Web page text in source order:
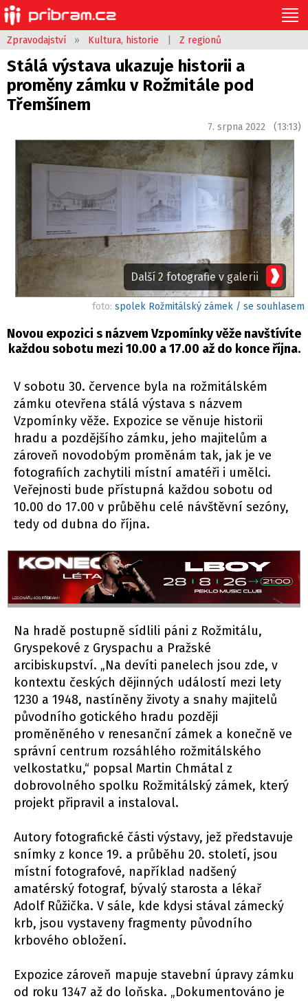
Zpravodajství » Kultura, historie Z regionů
Stálá výstava ukazuje historii a
proměny zámku v Rožmitále pod
Třemšínem
7. srpna 2022 (13:13)
Další 2 fotografie v galerii
foto: spolek Rožmitálský zámek / se souhlasem
Novou expozici s názvem Vzpomínky věže navštívíte
každou sobotu mezi 10.00 a 17.00 až do konce října.
V sobotu 30. července byla na rožmitálském
zámku otevřena stálá výstava s názvem
Vzpomínky věže. Expozice se věnuje historii
hradu a pozdějšího zámku, jeho majitelům a
zároveň novodobým proměnám tak, jak je ve
fotografiích zachytili místní amatéři i umělci.
Veřejnosti bude přístupná každou sobotu od
10.00 do 17.00 v průběhu celé návštěvní sezóny,
tedy od dubna do října.
Na hradě postupně sídlili páni z Rožmitálu,
Gryspekové z Gryspachu a Pražské
arcibiskupství. „Na devíti panelech jsou zde, v
kontextu českých dějinných událostí mezi lety
1230 a 1948, nastíněny životy a snahy majitelů
původního gotického hradu později
proměněného v renesanční zámek a konečně ve
správní centrum rozsáhlého rožmitálského
velkostatku,“ popsal Martin Chmátal z
dobrovolného spolku Rožmitálský zámek, který
projekt připravil a instaloval.
Autory fotografické části výstavy, jež představuje
snímky z konce 19. a průběhu 20. století, jsou
místní fotografové, například nadšený
amatérský fotograf, bývalý starosta a lékař
Adolf Růžička. V sále, kde kdysi stával zámecký
krb, jsou vystaveny fragmenty původního
krbového obložení.
Expozice zároveň mapuje stavební úpravy zámku
od roku 1347 až do loňska. „Dokumentováno je